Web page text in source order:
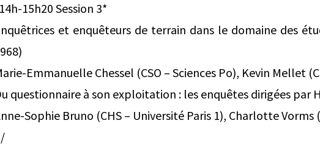
15h20 Session 3*
et enquêteurs de terrain dans le domaine des
Emmanuelle Chessel (CSO – Sciences Po), Kevin Mellet
questionnaire à son exploitation : les enquêtes dirigées par
Sophie Bruno (CHS – Université Paris 1), Charlotte Vorms